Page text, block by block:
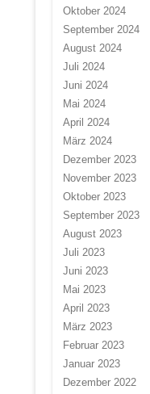
Oktober 2024
September 2024
August 2024
Juli 2024
Juni 2024
Mai 2024
April 2024
März 2024
Dezember 2023
November 2023
Oktober 2023
September 2023
August 2023
Juli 2023
Juni 2023
Mai 2023
April 2023
März 2023
Februar 2023
Januar 2023
Dezember 2022